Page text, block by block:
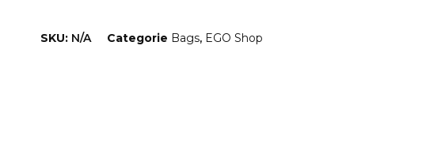
SKU: N/A Categorie Bags, EGO Shop